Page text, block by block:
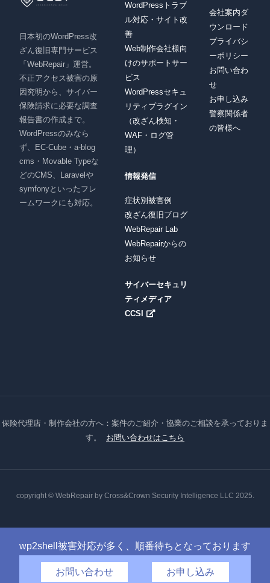
日本初のWordPress改
ざん復旧専門サービス
「WebRepair」運営。
不正アクセス被害の原
因究明から、サイバー
保険請求に必要な調査
報告書の作成まで。
WordPressのみなら
ず、EC-Cube・a-blog
cms・Movable Typeな
どのCMS、Laravelや
symfonyといったフレ
ームワークにも対応。
WordPressトラブ
ル対応・サイト改
善
Web制作会社様向
けのサポートサー
ビス
WordPressセキュ
リティプラグイン
（改ざん検知・
WAF・ログ管
理）
情報発信
症状別被害例
改ざん復旧ブログ
WebRepair Lab
WebRepairからの
お知らせ
サイバーセキュリ
ティメディア
CCSI
会社案内ダ
ウンロード
プライバシ
ーポリシー
お問い合わ
せ
お申し込み
警察関係者
の皆様へ
保険代理店・制作会社の方へ：案件のご紹介・協業のご相談を承っておりま
す。
お問い合わせはこちら
copyright © WebRepair by Cross&Crown Security Intelligence LLC 2025.
wp2shell被害対応が多く、順番待ちとなっております
お問い合わせ お申し込み